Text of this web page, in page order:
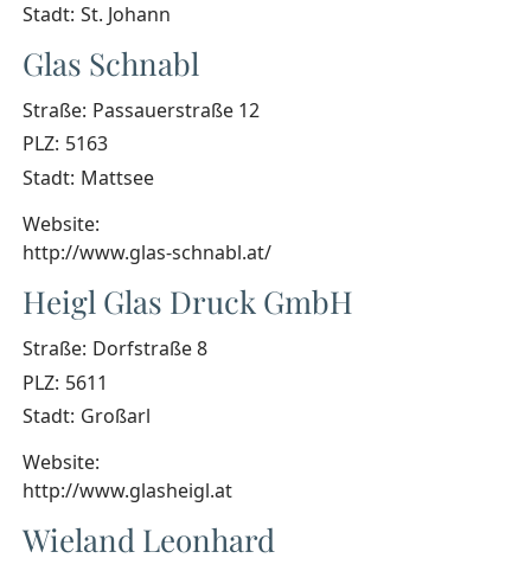
Stadt: St. Johann
Glas Schnabl
Straße: Passauerstraße 12
PLZ: 5163
Stadt: Mattsee
Website:
http://www.glas-schnabl.at/
Heigl Glas Druck GmbH
Straße: Dorfstraße 8
PLZ: 5611
Stadt: Großarl
Website:
http://www.glasheigl.at
Wieland Leonhard